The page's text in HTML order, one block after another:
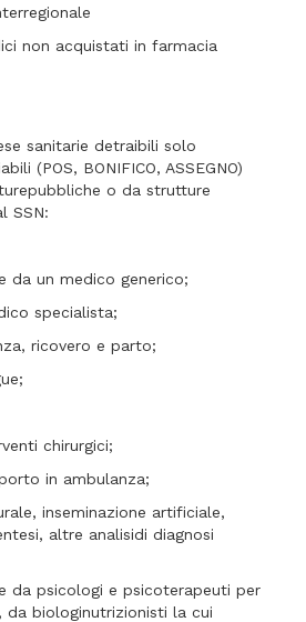
acquistati in farmacia
sanitarie detraibili solo
(POS, BONIFICO, ASSEGNO)
o da strutture
SSN:
un medico generico;
specialista;
ricovero e parto;
chirurgici;
in ambulanza;
inseminazione artificiale,
altre analisidi diagnosi
psicologi e psicoterapeuti per
biologinutrizionisti la cui